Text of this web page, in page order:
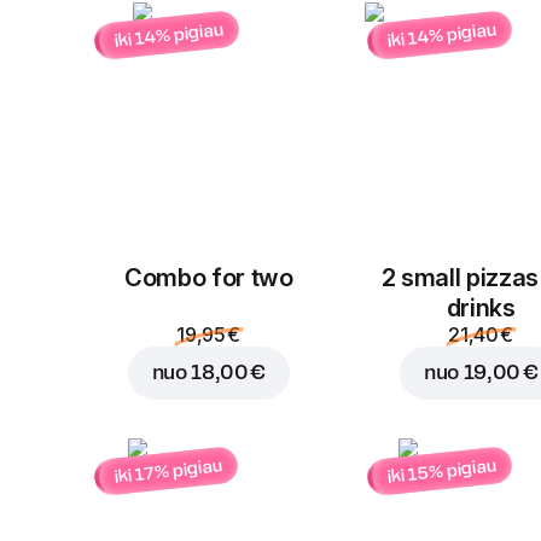
iki 14% pigiau
Combo for two
19,95 €
nuo18,00 €
iki 14% pigiau
2 small
drinks
21,40 €
nuo 19,00 €
iki 17% pigiau iki 15% pigiau